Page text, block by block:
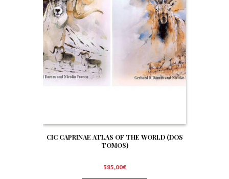
CIC CAPRINAE ATLAS OF THE WORLD (DOS
TOMOS)
385,00€